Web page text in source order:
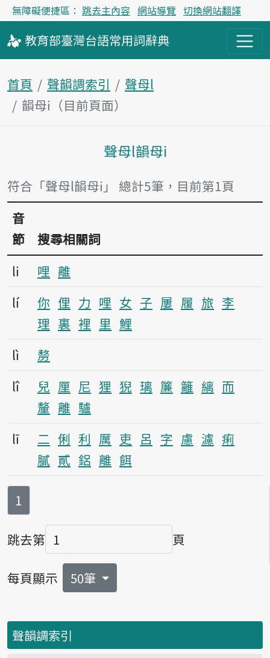
無障礙便捷區： 跳去主內容 網站導覽 切換網站翻譯
教育部臺灣台語常用詞辭典
首頁 聲韻調索引
聲母l
韻母i（目前頁面）
主內容區塊
聲母l韻母i
符合「聲母l韻母i」 總計5筆，目前第1頁
音
節
搜尋相關詞
li
哩 離
lí
你 俚 力 哩 女 子 屢 履 旅 李
理 裏 裡 里 鯉
lì
剺
lî
兒 厘 尼 狸 猊 璃 簾 籬 縭 而
釐 離 驢
lī
二 俐 利 厲 吏 呂 字 慮 濾 痢
膩 貳 鋁 離 餌
第
1
跳去第
頁碼
頁
每頁顯示 50筆
聲韻調索引